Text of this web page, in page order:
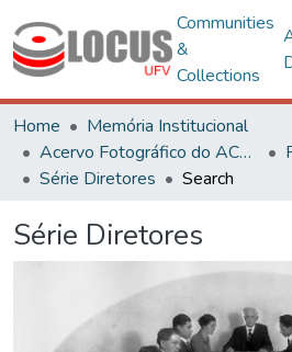
Communities
&
Collections
Home
Memória Institucional
Acervo Fotográfico do ACH-UFV
Série Diretores
Search
Série Diretores